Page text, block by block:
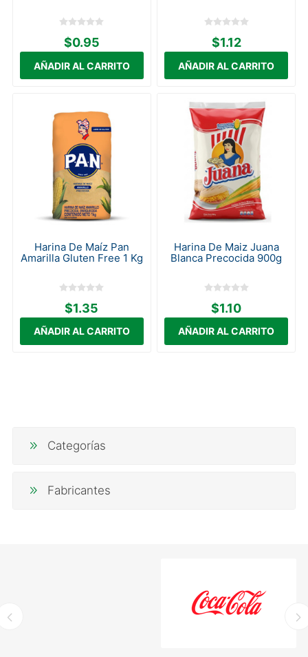
$0.95 $1.12
Harina De Maíz Pan
Amarilla Gluten Free 1 Kg
$1.35
Harina De Maiz Juana
Blanca Precocida 900g
$1.10
Categorías
Fabricantes